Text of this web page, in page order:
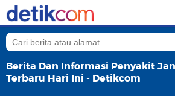
Berita Dan Informasi Penyakit
Terbaru Hari Ini - Detikcom